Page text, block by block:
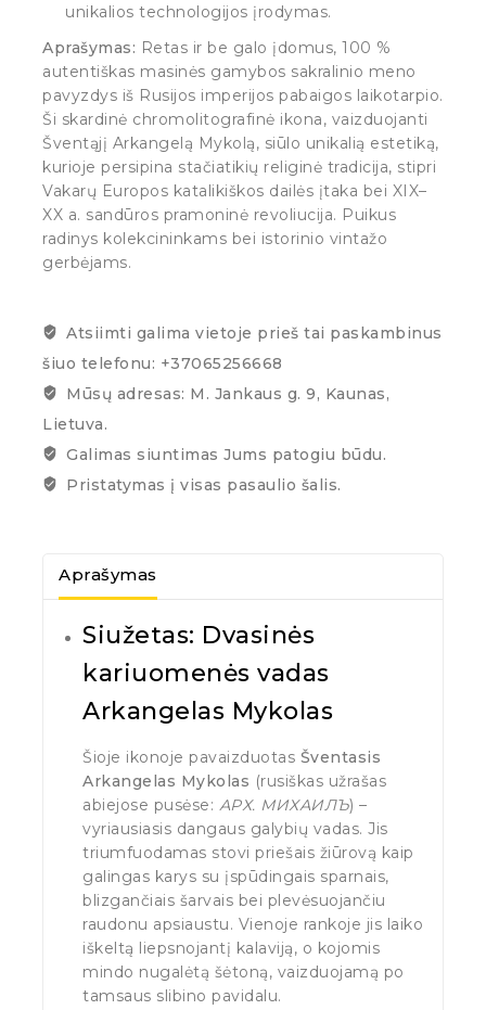
unikalios technologijos įrodymas.
Aprašymas: Retas ir be galo įdomus, 100 %
autentiškas masinės gamybos sakralinio meno
pavyzdys iš Rusijos imperijos pabaigos laikotarpio.
Ši skardinė chromolitografinė ikona, vaizduojanti
Šventąjį Arkangelą Mykolą, siūlo unikalią estetiką,
kurioje persipina stačiatikių religinė tradicija, stipri
Vakarų Europos katalikiškos dailės įtaka bei XIX–
XX a. sandūros pramoninė revoliucija. Puikus
radinys kolekcininkams bei istorinio vintažo
gerbėjams.
Atsiimti galima vietoje prieš tai paskambinus
šiuo telefonu: +37065256668
Mūsų adresas: M. Jankaus g. 9, Kaunas,
Lietuva.
Galimas siuntimas Jums patogiu būdu.
Pristatymas į visas pasaulio šalis.
Aprašymas
Siužetas: Dvasinės
kariuomenės vadas
Arkangelas Mykolas
Šioje ikonoje pavaizduotas Šventasis
Arkangelas Mykolas (rusiškas užrašas
abiejose pusėse: АРХ. МИХАИЛЪ) –
vyriausiasis dangaus galybių vadas. Jis
triumfuodamas stovi priešais žiūrovą kaip
galingas karys su įspūdingais sparnais,
blizgančiais šarvais bei plevėsuojančiu
raudonu apsiaustu. Vienoje rankoje jis laiko
iškeltą liepsnojantį kalaviją, o kojomis
mindo nugalėtą šėtoną, vaizduojamą po
tamsaus slibino pavidalu.